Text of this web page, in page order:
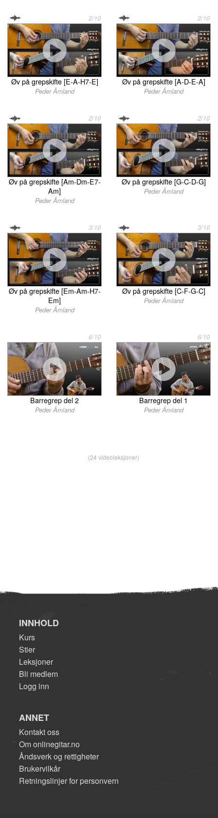
2/10
Øv på grepskifte [E-A-H7-E]
Peder Åmland
2/10
Øv på grepskifte [A-D-E-A]
Peder Åmland
2/10
Øv på grepskifte [Am-Dm-E7-
Am]
Peder Åmland
2/10
Øv på grepskifte [G-C-D-G]
Peder Åmland
3/10
Øv på grepskifte [Em-Am-H7-
Em]
Peder Åmland
3/10
Øv på grepskifte [C-F-G-C]
Peder Åmland
6/10
Barregrep del 2
Peder Åmland
6/10
Barregrep del 1
Peder Åmland
(24 videoleksjoner)
INNHOLD
Kurs
Stier
Leksjoner
Bli medlem
Logg inn
ANNET
Kontakt oss
Om onlinegitar.no
Åndsverk og rettigheter
Brukervilkår
Retningslinjer for personvern